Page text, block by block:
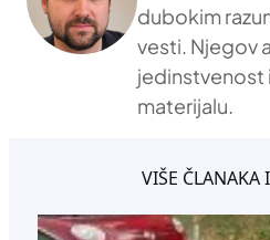
dubokim
vesti. Njegov
jedinstvenost
materijalu.
VIŠE ČLANAKA